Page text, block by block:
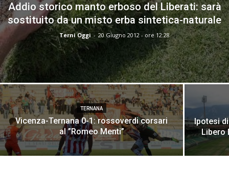
Addio storico manto erboso del Liberati: sarà
sostituito da un misto erba sintetica-naturale
Terni Oggi - 20 Giugno 2012 - ore 12:28
TERNANA
Vicenza-Ternana 0-1: rossoverdi corsari
al ”Romeo Menti”
Ipotesi
Libero